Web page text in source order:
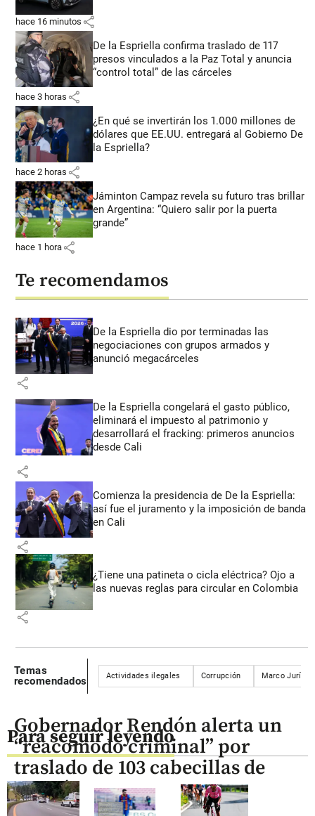
hace 16 minutos share
De la Espriella confirma traslado de 117
presos vinculados a la Paz Total y anuncia
“control total” de las cárceles
hace 3 horas share
¿En qué se invertirán los 1.000 millones de
dólares que EE.UU. entregará al Gobierno De
la Espriella?
hace 2 horas share
Jáminton Campaz revela su futuro tras brillar
en Argentina: “Quiero salir por la puerta
grande”
hace 1 hora share
Te recomendamos
De la Espriella dio por terminadas las
negociaciones con grupos armados y
anunció megacárceles
share
De la Espriella congelará el gasto público,
eliminará el impuesto al patrimonio y
desarrollará el fracking: primeros anuncios
desde Cali
share
Comienza la presidencia de De la Espriella:
así fue el juramento y la imposición de banda
en Cali
share
¿Tiene una patineta o cicla eléctrica? Ojo a
las nuevas reglas para circular en Colombia
share
Temas
recomendados
Actividades ilegales Corrupción Marco
Para seguir leyendo
Gobernador Rendón alerta un
“reacomodo criminal” por
traslado de 103 cabecillas de
Itagüí